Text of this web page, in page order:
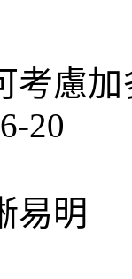
考慮
20
易明